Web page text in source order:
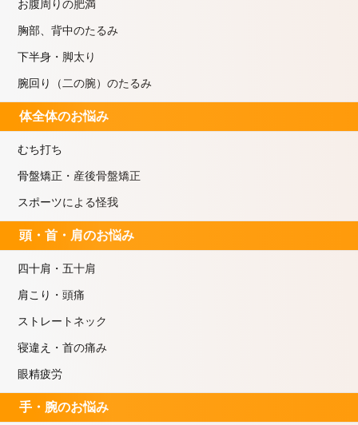
お腹周りの肥満
胸部、背中のたるみ
下半身・脚太り
腕回り（二の腕）のたるみ
体全体のお悩み
むち打ち
骨盤矯正・産後骨盤矯正
スポーツによる怪我
頭・首・肩のお悩み
四十肩・五十肩
肩こり・頭痛
ストレートネック
寝違え・首の痛み
眼精疲労
手・腕のお悩み